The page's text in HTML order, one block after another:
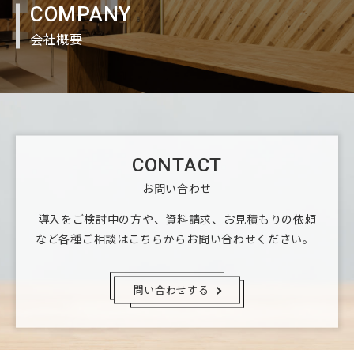
COMPANY
会社概要
CONTACT
お問い合わせ
導入をご検討中の方や、資料請求、お見積もりの依頼
など各種ご相談はこちらからお問い合わせください。
問い合わせする